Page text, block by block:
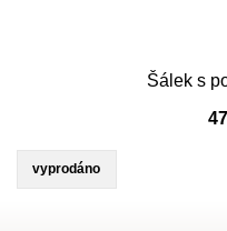
Šálek s
vyprodáno